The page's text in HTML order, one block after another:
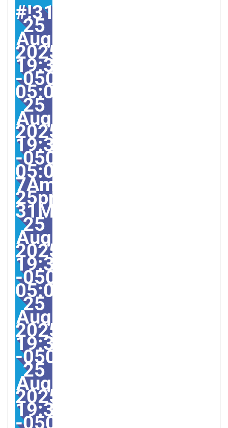
#!31Mon,
25
Aug
2025
19:38:00
-0500-
05:000031#31Mon,
25
Aug
2025
19:38:00
-0500-
05:00-
7America/
25pm31pm-
31Mon,
25
Aug
2025
19:38:00
-0500-
05:007America/
25
Aug
2025
19:38:00
-
25
Aug
2025
19:38:00
-0500-